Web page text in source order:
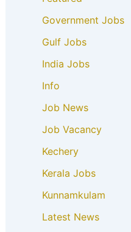
Government Jobs
Gulf Jobs
India Jobs
Info
Job News
Job Vacancy
Kechery
Kerala Jobs
Kunnamkulam
Latest News